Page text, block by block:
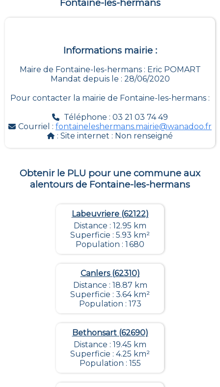
Fontaine-les-hermans
Informations mairie :
Maire de Fontaine-les-hermans : Eric POMART
Mandat depuis le : 28/06/2020
Pour contacter la mairie de Fontaine-les-hermans :
Téléphone : 03 21 03 74 49
Courriel : fontaineleshermans.mairie@wanadoo.fr
: Site internet : Non renseigné
Obtenir le PLU pour une commune aux
alentours de Fontaine-les-hermans
Labeuvriere (62122)
Distance : 12.95 km
Superficie : 5.93 km²
Population : 1 680
Canlers (62310)
Distance : 18.87 km
Superficie : 3.64 km²
Population : 173
Bethonsart (62690)
Distance : 19.45 km
Superficie : 4.25 km²
Population : 155